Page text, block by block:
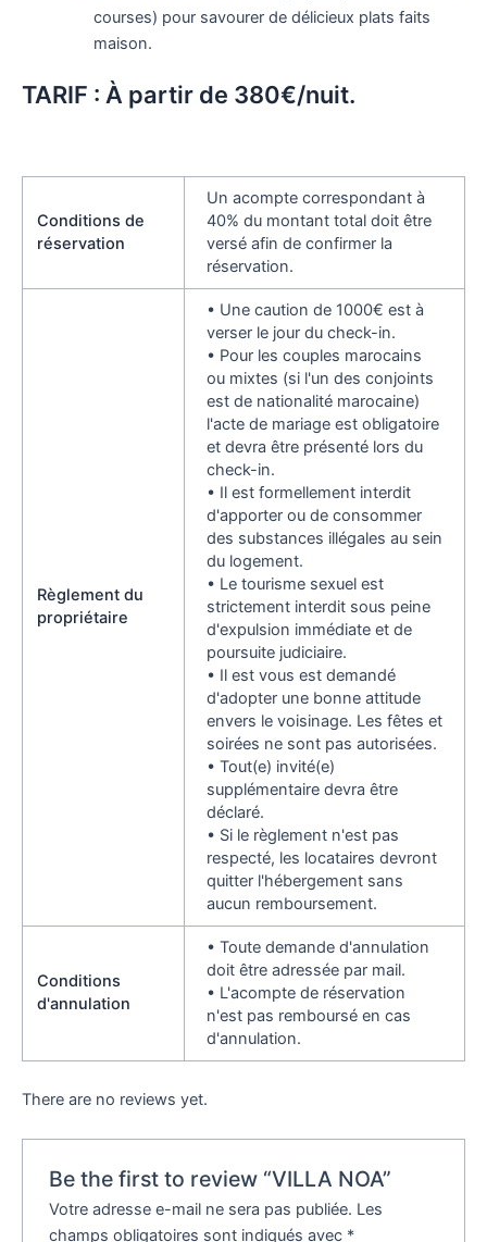
courses) pour savourer de délicieux plats faits
maison.
TARIF : À partir de 380€/nuit.
Conditions de
réservation
Un acompte correspondant à
40% du montant total doit être
versé afin de confirmer la
réservation.
Règlement du
propriétaire
• Une caution de 1000€ est à
verser le jour du check-in.
• Pour les couples marocains
ou mixtes (si l'un des conjoints
est de nationalité marocaine)
l'acte de mariage est obligatoire
et devra être présenté lors du
check-in.
• Il est formellement interdit
d'apporter ou de consommer
des substances illégales au sein
du logement.
• Le tourisme sexuel est
strictement interdit sous peine
d'expulsion immédiate et de
poursuite judiciaire.
• Il est vous est demandé
d'adopter une bonne attitude
envers le voisinage. Les fêtes et
soirées ne sont pas autorisées.
• Tout(e) invité(e)
supplémentaire devra être
déclaré.
• Si le règlement n'est pas
respecté, les locataires devront
quitter l'hébergement sans
aucun remboursement.
Conditions
d'annulation
• Toute demande d'annulation
doit être adressée par mail.
• L'acompte de réservation
n'est pas remboursé en cas
d'annulation.
There are no reviews yet.
Be the first to review “VILLA NOA”
Votre adresse e-mail ne sera pas publiée. Les
champs obligatoires sont indiqués avec *